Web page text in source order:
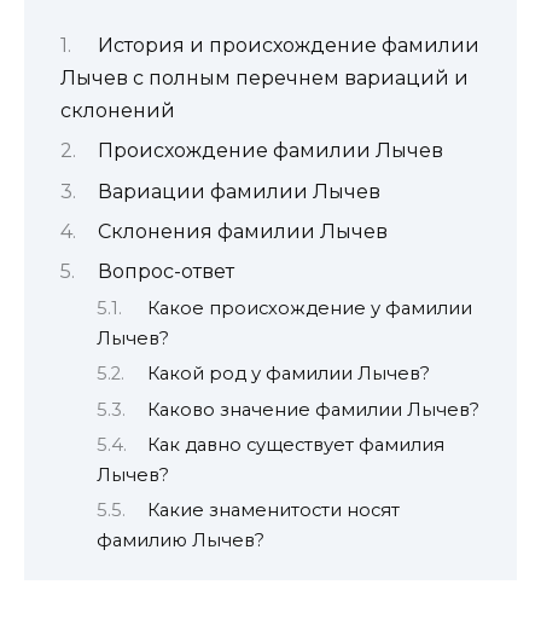
История и происхождение фамилии
Лычев с полным перечнем вариаций и
склонений
Происхождение фамилии Лычев
Вариации фамилии Лычев
Склонения фамилии Лычев
Вопрос-ответ
Какое происхождение у фамилии
Лычев?
Какой род у фамилии Лычев?
Каково значение фамилии Лычев?
Как давно существует фамилия
Лычев?
Какие знаменитости носят
фамилию Лычев?